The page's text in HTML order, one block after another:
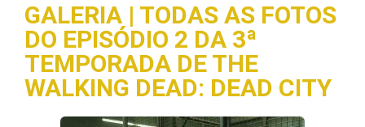
GALERIA | TODAS AS FOTOS
DO EPISÓDIO 2 DA 3ª
TEMPORADA DE THE
WALKING DEAD: DEAD CITY